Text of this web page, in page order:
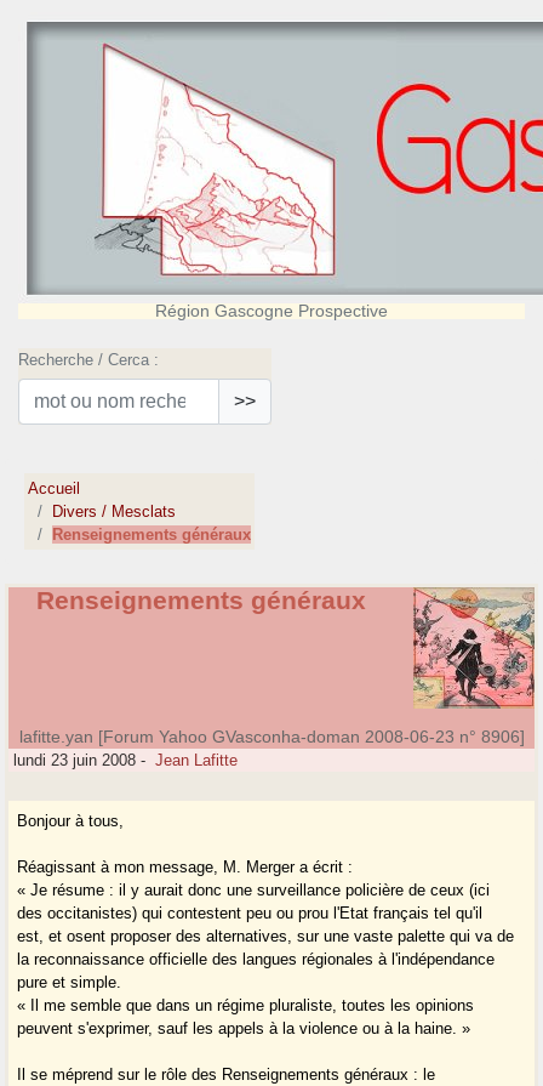
Région Gascogne Prospective
Recherche / Cerca :
>>
Accueil
Divers / Mesclats
Renseignements généraux
Renseignements généraux
lafitte.yan [Forum Yahoo GVasconha-doman 2008-06-23 n° 8906]
lundi 23 juin 2008 - Jean Lafitte
Bonjour à tous,
Réagissant à mon message, M. Merger a écrit :
« Je résume : il y aurait donc une surveillance policière de ceux (ici
des occitanistes) qui contestent peu ou prou l'Etat français tel qu'il
est, et osent proposer des alternatives, sur une vaste palette qui va de
la reconnaissance officielle des langues régionales à l'indépendance
pure et simple.
« Il me semble que dans un régime pluraliste, toutes les opinions
peuvent s'exprimer, sauf les appels à la violence ou à la haine. »
Il se méprend sur le rôle des Renseignements généraux : le